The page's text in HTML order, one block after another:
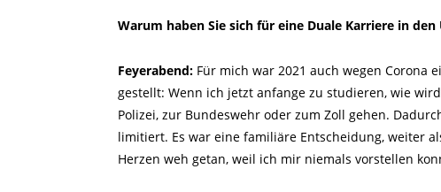
Warum haben Sie sich für eine Duale Karriere in den
Feyerabend: Für mich war 2021 auch wegen Corona
gestellt: Wenn ich jetzt anfange zu studieren, wie
Polizei, zur Bundeswehr oder zum Zoll gehen.
limitiert. Es war eine familiäre Entscheidung, weiter
Herzen weh getan, weil ich mir niemals vorstellen